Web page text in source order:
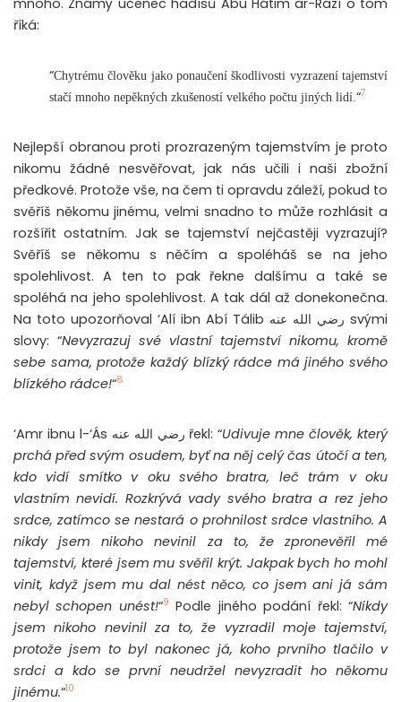
říká:
“Chytrému člověku jako ponaučení škodlivosti vyzrazení tajemství
stačí mnoho nepěkných zkušeností velkého počtu jiných lidí. “7
Nejlepší obranou proti prozrazeným tajemstvím je proto
nikomu žádné nesvěřovat, jak nás učili i naši zbožní
předkové. Protože vše, na čem ti opravdu záleží, pokud to
svěříš někomu jinému, velmi snadno to může rozhlásit a
rozšířit ostatním. Jak se tajemství nejčastěji vyzrazují?
Svěříš se někomu s něčím a spoléháš se na jeho
spolehlivost. A ten to pak řekne dalšímu a také se
spoléhá na jeho spolehlivost. A tak dál až donekonečna.
Na toto upozorňoval ‘Alí ibn Abí Tálib رضي الله عنه svými
slovy: “Nevyzrazuj své vlastní tajemství nikomu, kromě
sebe sama, protože každý blízký rádce má jiného svého
blízkého rádce!“8
‘Amr ibnu l-‘Ás رضي الله عنه řekl: “Udivuje mne člověk, který
prchá před svým osudem, byť na něj celý čas útočí a ten,
kdo vidí smítko v oku svého bratra, leč trám v oku
vlastním nevidí. Rozkrývá vady svého bratra a rez jeho
srdce, zatímco se nestará o prohnilost srdce vlastního. A
nikdy jsem nikoho nevinil za to, že zpronevěřil mé
tajemství, které jsem mu svěřil krýt. Jakpak bych ho mohl
vinit, když jsem mu dal nést něco, co jsem ani já sám
nebyl schopen unést!“9 Podle jiného podání řekl: “Nikdy
jsem nikoho nevinil za to, že vyzradil moje tajemství,
protože jsem to byl nakonec já, koho prvního tlačilo v
srdci a kdo se první neudržel nevyzradit ho někomu
jinému.“10